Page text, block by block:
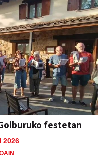
festetan
2026